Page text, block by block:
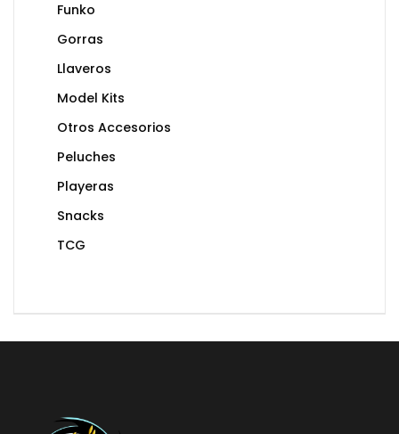
Funko
Gorras
Llaveros
Model Kits
Otros Accesorios
Peluches
Playeras
Snacks
TCG